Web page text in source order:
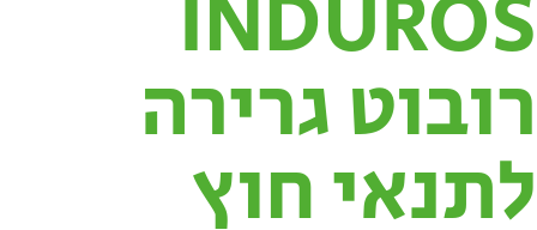
INDUROS
רובוט גרירה
לתנאי חוץ